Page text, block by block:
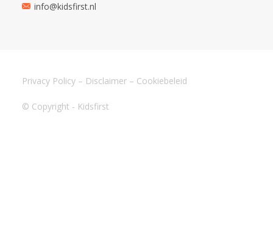
info@kidsfirst.nl
© Copyright - Kidsfirst
Privacy Policy – Disclaimer – Cookiebeleid